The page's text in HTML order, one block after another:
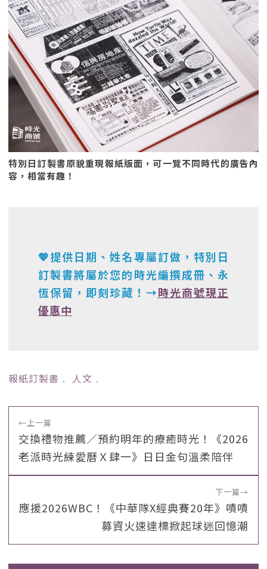
特別日訂製書原貌重現報紙版面，可一覽不同時代的廣告內
容，相當有趣！
💖提供日期、姓名專屬訂做，特別日
訂製書將屬於您的時光編撰成冊、永
恆保留，即刻珍藏！→時光商號現正
優惠中
報紙訂製書 ﹒ 人文 ﹒
←上一篇
交換禮物推薦／預約明年的療癒時光！《2026
老派時光練愛曆Ｘ肆一》日日金句溫柔陪伴
下一篇→
應援2026WBC！《中華隊X經典賽20年》嘖嘖
募資火速達標掀起球迷回憶潮